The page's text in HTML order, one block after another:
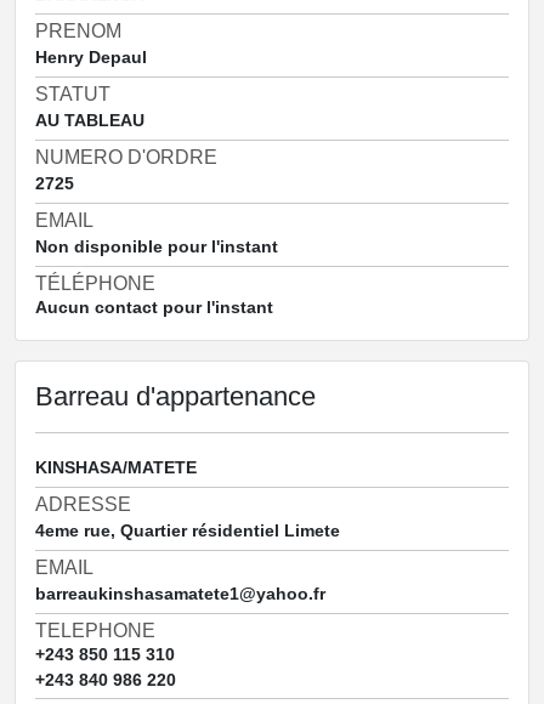
PRENOM
Henry Depaul
STATUT
AU TABLEAU
NUMERO D'ORDRE
2725
EMAIL
Non disponible pour l'instant
TÉLÉPHONE
Aucun contact pour l'instant
Barreau d'appartenance
KINSHASA/MATETE
ADRESSE
4eme rue, Quartier résidentiel Limete
EMAIL
barreaukinshasamatete1@yahoo.fr
TELEPHONE
+243 850 115 310
+243 840 986 220